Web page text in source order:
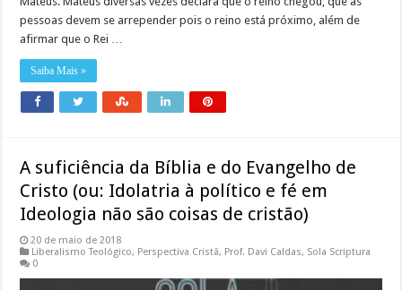
pessoas devem se arrepender pois o reino está próximo, além de
afirmar que o Rei …
Saiba Mais »
A suficiência da Bíblia e do Evangelho de
Cristo (ou: Idolatria à político e fé em
Ideologia não são coisas de cristão)
20 de maio de 2018
Liberalismo Teológico, Perspectiva Cristã, Prof. Davi Caldas, Sola Scriptura
0